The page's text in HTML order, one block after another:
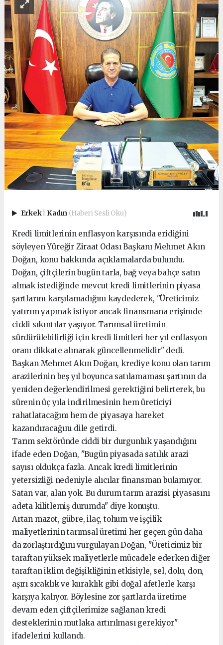
Erkek Kadın (Haberi Sesli Oku)
Kredi limitlerinin enflasyon karşısında eridiğini
söyleyen Yüreğir Ziraat Odası Başkanı Mehmet Akın
Doğan, konu hakkında açıklamalarda bulundu.
Doğan, çiftçilerin bugün tarla, bağ veya bahçe satın
almak istediğinde mevcut kredi limitlerinin piyasa
şartlarını karşılamadığını kaydederek, "Üreticimiz
yatırım yapmak istiyor ancak finansmana erişimde
ciddi sıkıntılar yaşıyor. Tarımsal üretimin
sürdürülebilirliği için kredi limitleri her yıl enflasyon
oranı dikkate alınarak güncellenmelidir" dedi.
Başkan Mehmet Akın Doğan, krediye konu olan tarım
arazilerinin beş yıl boyunca satılamaması şartının da
yeniden değerlendirilmesi gerektiğini belirterek, bu
sürenin üç yıla indirilmesinin hem üreticiyi
rahatlatacağını hem de piyasaya hareket
kazandıracağını dile getirdi.
Tarım sektöründe ciddi bir durgunluk yaşandığını
ifade eden Doğan, "Bugün piyasada satılık arazi
sayısı oldukça fazla. Ancak kredi limitlerinin
yetersizliği nedeniyle alıcılar finansman bulamıyor.
Satan var, alan yok. Bu durum tarım arazisi piyasasını
adeta kilitlemiş durumda" diye konuştu.
Artan mazot, gübre, ilaç, tohum ve işçilik
maliyetlerinin tarımsal üretimi her geçen gün daha
da zorlaştırdığını vurgulayan Doğan, "Üreticimiz bir
taraftan yüksek maliyetlerle mücadele ederken diğer
taraftan iklim değişikliğinin etkisiyle, sel, dolu, don,
aşırı sıcaklık ve kuraklık gibi doğal afetlerle karşı
karşıya kalıyor. Böylesine zor şartlarda üretime
devam eden çiftçilerimize sağlanan kredi
desteklerinin mutlaka artırılması gerekiyor"
ifadelerini kullandı.